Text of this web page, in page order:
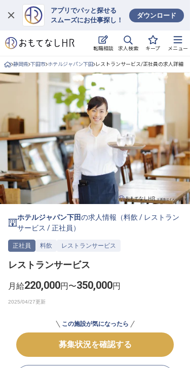
アプリでパッと探せる
スムーズにお仕事探し！
ダウンロード
転職相談 求人検索 キープ メニュー
ログイン
求人・施設を探す
キープした求人
就職・転職 合同説明会
おもてなしHRについて
ご利用の流れ
よくある質問
ホテル・宿泊業界情報コラム
無料 転職サポートに申し込む
採用をお考えの企業様へ
静岡県 下田市 ホテルジャパン下田 レストランサービス/正社員の求人詳細
ホテルジャパン下田の求人情報（料飲 / レストラン
サービス /正社員 ）
正社員 料飲 レストランサービス
レストランサービス
月給220,000円〜350,000円
この施設が気になったら
募集状況を確認する